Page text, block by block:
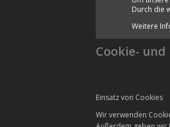
Durch die
Weitere
Cookie-
Einsatz von Cookies
Wir verwenden